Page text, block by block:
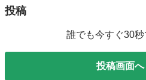
投稿
誰でも今すぐ30
投稿画面へ